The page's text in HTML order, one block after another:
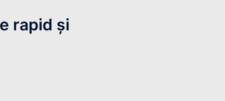
rapid și